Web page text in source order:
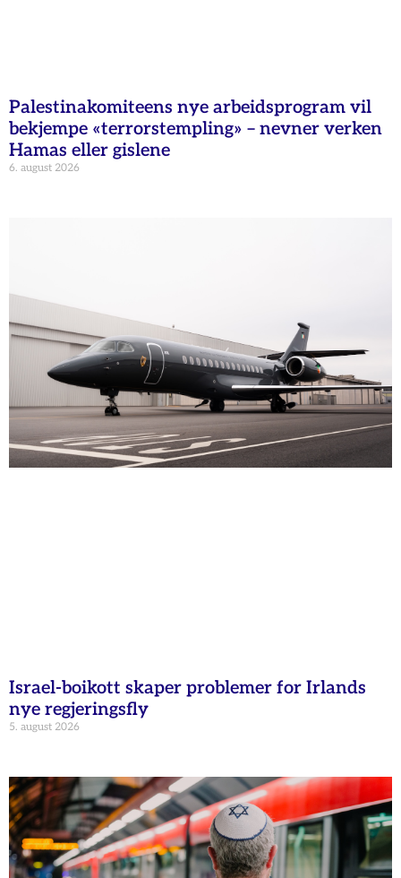
Palestinakomiteens nye arbeidsprogram vil
bekjempe «terrorstempling» – nevner verken
Hamas eller gislene
6. august 2026
Israel-boikott skaper problemer for Irlands
nye regjeringsfly
5. august 2026